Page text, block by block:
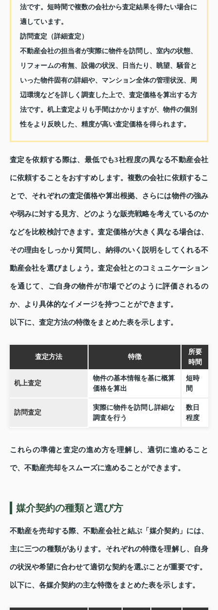
法です。短時間で複数の会社から査定結果を得たい場合に
適しています。
訪問査定（詳細査定）
不動産会社の担当者が実際に物件を訪問し、室内の状態、
リフォームの有無、設備の状況、日当たり、眺望、騒音と
いった物件固有の詳細や、マンション全体の管理状況、周
辺環境などを詳しく調査した上で、査定価格を算出する方
法です。机上査定よりも手間はかかりますが、物件の個別
性をより反映した、精度が高い査定価格を得られます。
査定を依頼する際は、最低でも3社程度の異なる不動産会社
に依頼することをおすすめします。複数の会社に依頼するこ
とで、それぞれの査定価格や算出根拠、さらには物件の強み
や弱みに対する見方、どのような販売戦略を考えているのか
などを比較検討できます。査定価格が大きく異なる場合は、
その理由をしっかり質問し、納得のいく説明をしてくれる不
動産会社を選びましょう。査定会社とのコミュニケーション
を通じて、ご自身の物件が市場でどのように評価されるの
か、より具体的なイメージを持つことができます。
以下に、査定方法の特徴をまとめた表を示します。
査定方法 特徴
所要
時間
机上査定
物件の基本情報を基に概算
価格を算出
短時
間
訪問査定
実際に物件を訪問し詳細な
調査を行う
数日
程度
これらの準備と査定の進め方を理解し、適切に進めること
で、不動産売却をスムーズに進めることができます。
媒介契約の種類と選び方
不動産を売却する際、不動産会社と結ぶ「媒介契約」には、
主に三つの種類があります。それぞれの特徴を理解し、自身
の状況や希望に合わせて適切な契約を選ぶことが重要です。
以下に、各媒介契約の主な特徴をまとめた表を示します。